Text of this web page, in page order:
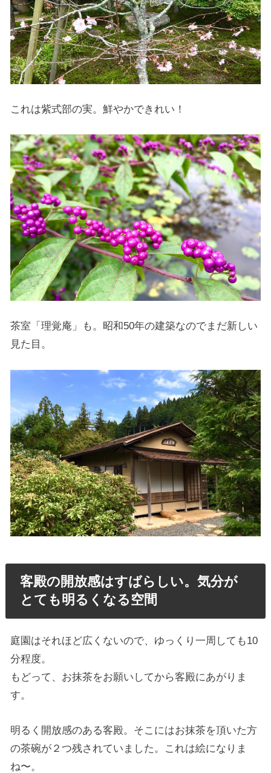
これは紫式部の実。鮮やかできれい！
茶室「理覚庵」も。昭和50年の建築なのでまだ新しい
見た目。
客殿の開放感はすばらしい。気分が
とても明るくなる空間
庭園はそれほど広くないので、ゆっくり一周しても10
分程度。
もどって、お抹茶をお願いしてから客殿にあがりま
す。
明るく開放感のある客殿。そこにはお抹茶を頂いた方
の茶碗が２つ残されていました。これは絵になりま
ね〜。